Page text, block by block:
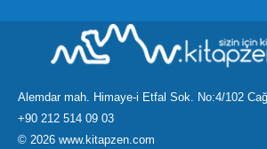
Alemdar mah. Himaye-i Etfal Sok. No:4/102
+90 212 514 09 03
© 2026 www.kitapzen.com